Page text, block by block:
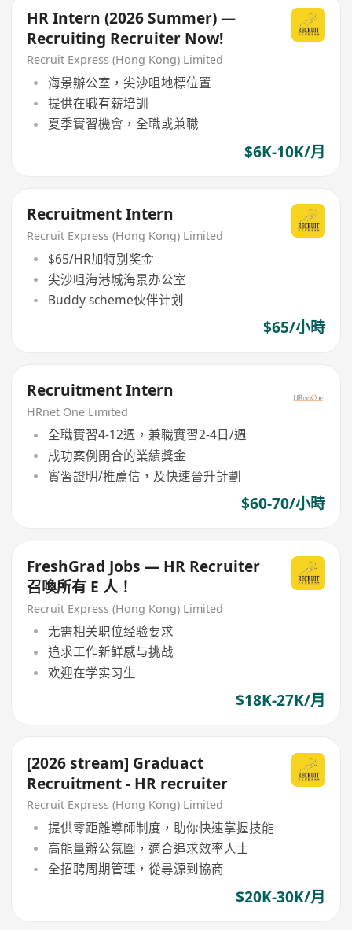
HR Intern (2026 Summer) —
Recruiting Recruiter Now!
Recruit Express (Hong Kong) Limited
海景辦公室，尖沙咀地標位置
提供在職有薪培訓
夏季實習機會，全職或兼職
$6K-10K/月
Recruitment Intern
Recruit Express (Hong Kong) Limited
$65/HR加特别奖金
尖沙咀海港城海景办公室
Buddy scheme伙伴计划
$65/小時
Recruitment Intern
HRnet One Limited
全職實習4-12週，兼職實習2-4日/週
成功案例閉合的業績獎金
實習證明/推薦信，及快速晉升計劃
$60-70/小時
FreshGrad Jobs — HR Recruiter
召喚所有 E 人！
Recruit Express (Hong Kong) Limited
无需相关职位经验要求
追求工作新鲜感与挑战
欢迎在学实习生
$18K-27K/月
[2026 stream] Graduact
Recruitment - HR recruiter
Recruit Express (Hong Kong) Limited
提供零距離導師制度，助你快速掌握技能
高能量辦公氛圍，適合追求效率人士
全招聘周期管理，從尋源到協商
$20K-30K/月